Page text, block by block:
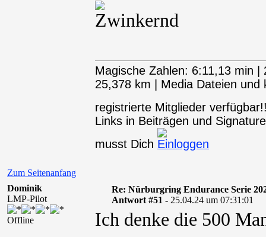
Zum Seitenanfang
Magische Zahlen: 6:11,13 min
25,378 km | Media Dateien
registrierte Mitglieder
Links in Beiträgen und
musst Dich
Dominik
LMP-Pilot
Offline
Re: Nürburgring Endurance Serie
Antwort #51 - 25.04.24 um 07:31:01
Ich denke die 500